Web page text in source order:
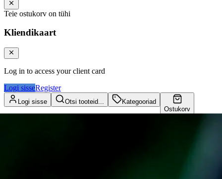
Teie ostukorv on tühi
Kliendikaart
Log in to access your client card
Logi sisseRegister
Logi sisse Otsi tooteid...
Kategooriad
Ostukorv